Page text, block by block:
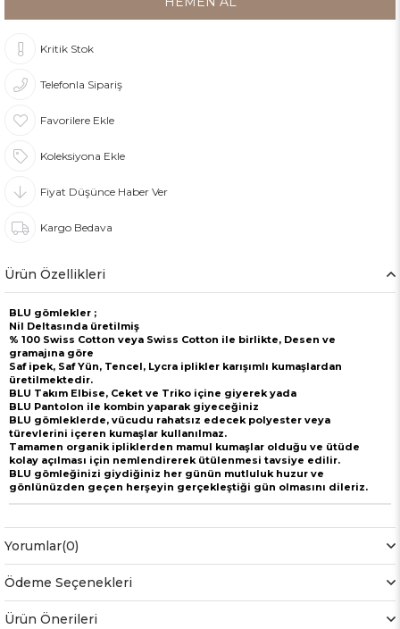
Kritik Stok
Telefonla Sipariş
Favorilere Ekle
Koleksiyona Ekle
Fiyat Düşünce Haber Ver
Kargo Bedava
Ürün Özellikleri
BLU gömlekler ;
Nil Deltasında üretilmiş
% 100 Swiss Cotton veya Swiss Cotton ile birlikte, Desen ve
gramajına göre
Saf ipek, Saf Yün, Tencel, Lycra iplikler karışımlı kumaşlardan
üretilmektedir.
BLU Takım Elbise, Ceket ve Triko içine giyerek yada
BLU Pantolon ile kombin yaparak giyeceğiniz
BLU gömleklerde, vücudu rahatsız edecek polyester veya
türevlerini içeren kumaşlar kullanılmaz.
Tamamen organik ipliklerden mamul kumaşlar olduğu ve ütüde
kolay açılması için nemlendirerek ütülenmesi tavsiye edilir.
BLU gömleğinizi giydiğiniz her günün mutluluk huzur ve
gönlünüzden geçen herşeyin gerçekleştiği gün olmasını dileriz.
Yorumlar(0)
Ödeme Seçenekleri
Ürün Önerileri